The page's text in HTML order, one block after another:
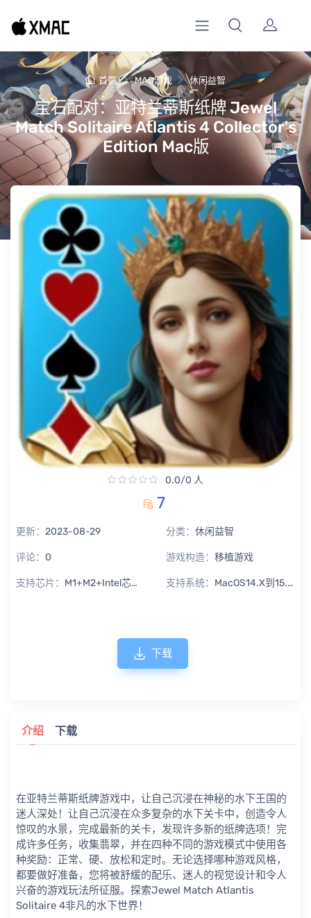
首页 MAC游戏 休闲益智
宝石配对：亚特兰蒂斯纸牌 Jewel
Match Solitaire Atlantis 4 Collector's
Edition Mac版
0.0/0 人
7
更新： 2023-08-29 分类： 休闲益智
评论： 0 游戏构造： 移植游戏
支持芯片： M1+M2+Intel芯片通用 支持系统： MacOS14.X到15.X Sequoia
下载
介绍 下载
在亚特兰蒂斯纸牌游戏中，让自己沉浸在神秘的水下王国的
迷人深处！让自己沉浸在众多复杂的水下关卡中，创造令人
惊叹的水景，完成最新的关卡，发现许多新的纸牌选项！完
成许多任务，收集翡翠，并在四种不同的游戏模式中使用各
种奖励：正常、硬、放松和定时。无论选择哪种游戏风格，
都要做好准备，您将被舒缓的配乐、迷人的视觉设计和令人
兴奋的游戏玩法所征服。探索Jewel Match Atlantis
Solitaire 4非凡的水下世界！